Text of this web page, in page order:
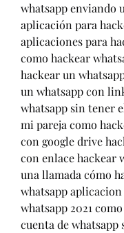
whatsapp enviando
aplicación para
aplicaciones para
como hackear
hackear un
un whatsapp con
whatsapp sin tener
mi pareja como
con google drive
con enlace hackear
una llamada cómo
whatsapp
whatsapp 2021
cuenta de whatsapp